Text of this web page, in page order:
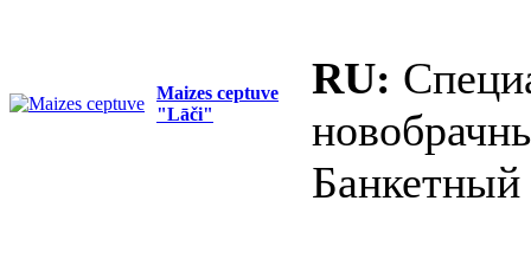
Maizes ceptuve
"Lāči"
RU: